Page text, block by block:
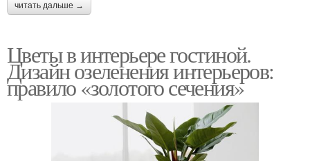
читать дальше →
Цветы в интерьере гостиной.
Дизайн озеленения интерьеров:
правило «золотого сечения»